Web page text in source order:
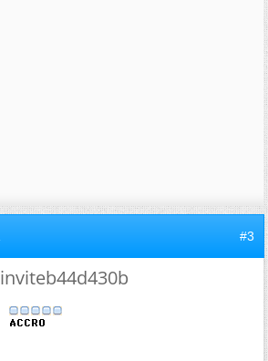
#3
inviteb44d430b